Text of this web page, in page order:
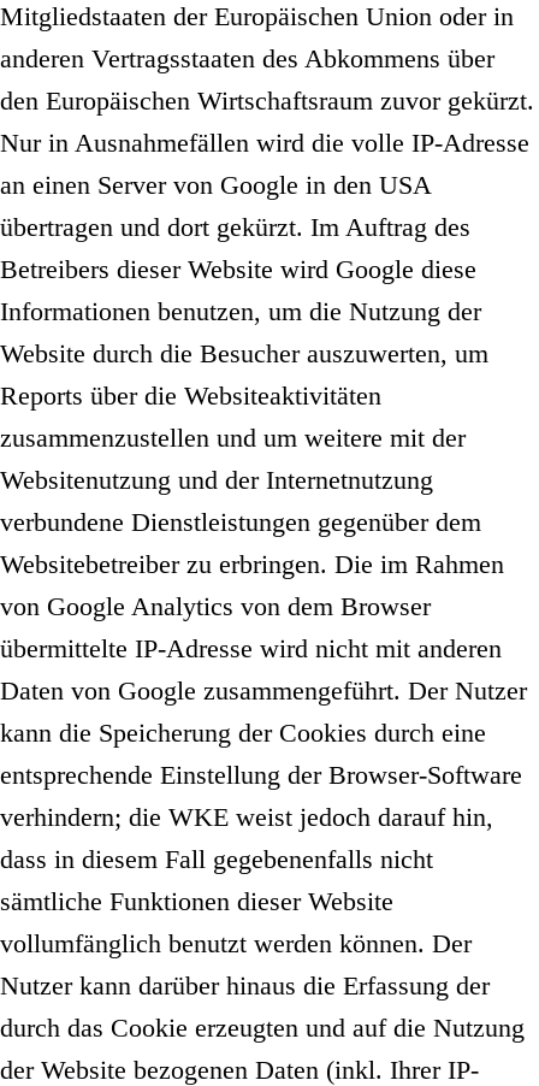
Mitgliedstaaten der Europäischen Union oder in
anderen Vertragsstaaten des Abkommens über
den Europäischen Wirtschaftsraum zuvor gekürzt.
Nur in Ausnahmefällen wird die volle IP-Adresse
an einen Server von Google in den USA
übertragen und dort gekürzt. Im Auftrag des
Betreibers dieser Website wird Google diese
Informationen benutzen, um die Nutzung der
Website durch die Besucher auszuwerten, um
Reports über die Websiteaktivitäten
zusammenzustellen und um weitere mit der
Websitenutzung und der Internetnutzung
verbundene Dienstleistungen gegenüber dem
Websitebetreiber zu erbringen. Die im Rahmen
von Google Analytics von dem Browser
übermittelte IP-Adresse wird nicht mit anderen
Daten von Google zusammengeführt. Der Nutzer
kann die Speicherung der Cookies durch eine
entsprechende Einstellung der Browser-Software
verhindern; die WKE weist jedoch darauf hin,
dass in diesem Fall gegebenenfalls nicht
sämtliche Funktionen dieser Website
vollumfänglich benutzt werden können. Der
Nutzer kann darüber hinaus die Erfassung der
durch das Cookie erzeugten und auf die Nutzung
der Website bezogenen Daten (inkl. Ihrer IP-